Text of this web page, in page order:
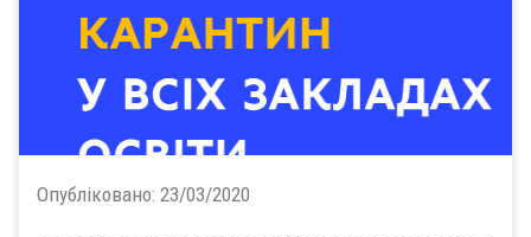
Опубліковано: 23/03/2020